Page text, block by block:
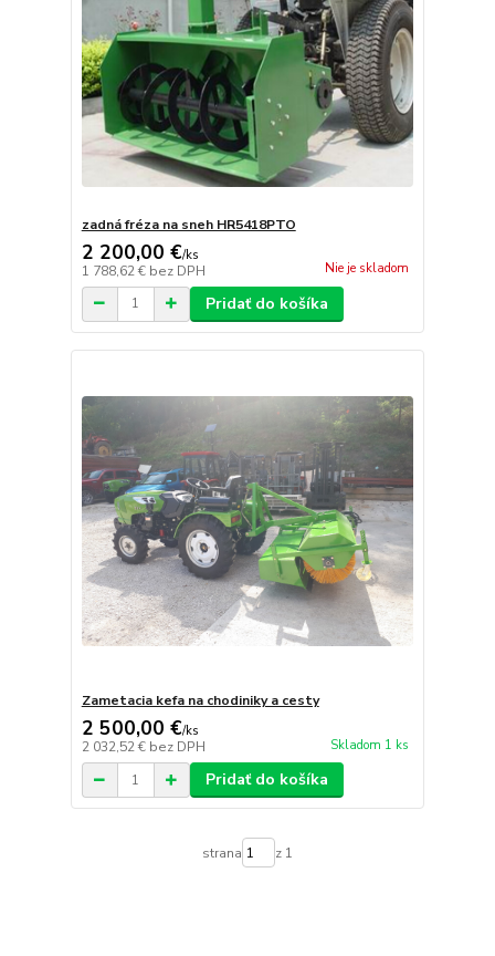
zadná fréza na sneh HR5418PTO
2 200,00 €/ks
1 788,62 € bez DPH Nie je skladom
Pridať do košíka
Zametacia kefa na chodiniky a cesty
2 500,00 €/ks
2 032,52 € bez DPH Skladom 1 ks
Pridať do košíka
strana z 1